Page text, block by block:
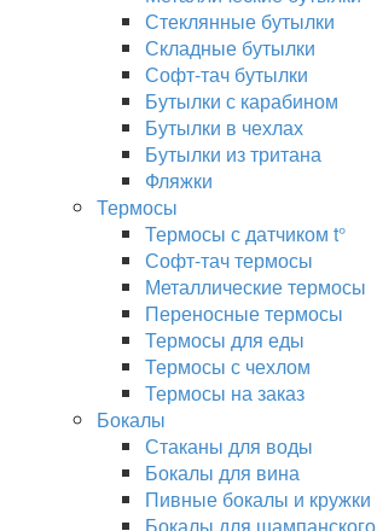
Стеклянные бутылки
Складные бутылки
Софт-тач бутылки
Бутылки с карабином
Бутылки в чехлах
Бутылки из тритана
Фляжки
Термосы
Термосы с датчиком t°
Софт-тач термосы
Металлические термосы
Переносные термосы
Термосы для еды
Термосы с чехлом
Термосы на заказ
Бокалы
Стаканы для воды
Бокалы для вина
Пивные бокалы и кружки